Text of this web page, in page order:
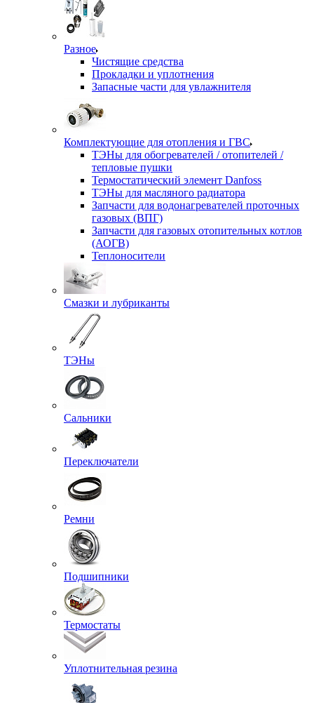
Разное
Чистящие средства
Прокладки и уплотнения
Запасные части для увлажнителя
Комплектующие для отопления и ГВС
ТЭНы для обогревателей / отопителей /
тепловые пушки
Термостатический элемент Danfoss
ТЭНы для масляного радиатора
Запчасти для водонагревателей проточных
газовых (ВПГ)
Запчасти для газовых отопительных котлов
(АОГВ)
Теплоносители
Смазки и лубриканты
ТЭНы
Сальники
Переключатели
Ремни
Подшипники
Термостаты
Уплотнительная резина